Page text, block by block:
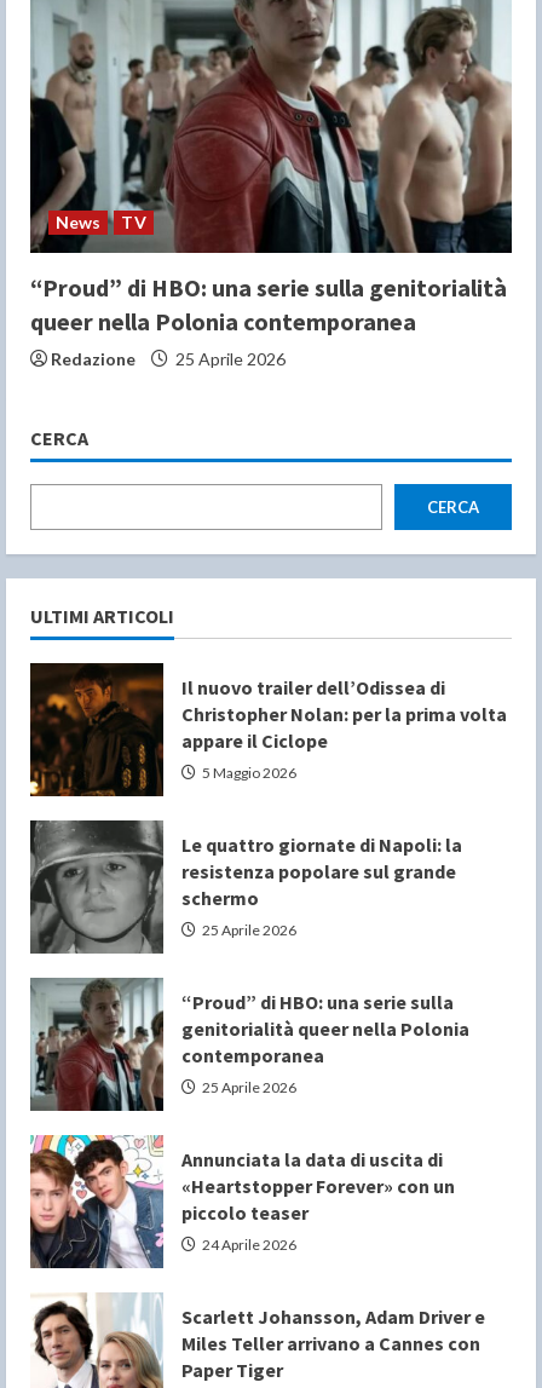
News TV
“Proud” di HBO: una serie sulla genitorialità
queer nella Polonia contemporanea
Redazione 25 Aprile 2026
CERCA
CERCA
ULTIMI ARTICOLI
Il nuovo trailer dell’Odissea di
Christopher Nolan: per la prima volta
appare il Ciclope
5 Maggio 2026
Le quattro giornate di Napoli: la
resistenza popolare sul grande
schermo
25 Aprile 2026
“Proud” di HBO: una serie sulla
genitorialità queer nella Polonia
contemporanea
25 Aprile 2026
Annunciata la data di uscita di
«Heartstopper Forever» con un
piccolo teaser
24 Aprile 2026
Scarlett Johansson, Adam Driver e
Miles Teller arrivano a Cannes con
Paper Tiger